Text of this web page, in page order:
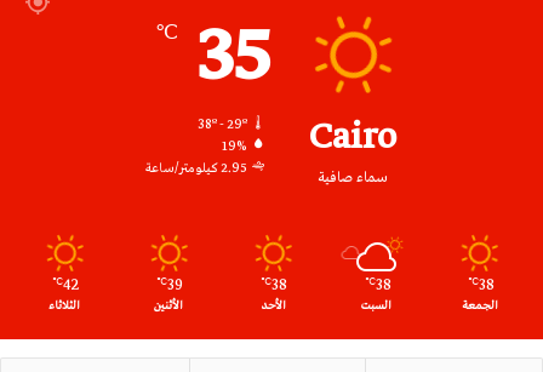
Cairo
سماء صافية
35
℃
38º - 29º
19%
2.95 كيلومتر/ساعة
38
℃
الجمعة
38
℃
السبت
38
℃
الأحد
39
℃
الأثنين
42
℃
الثلاثاء